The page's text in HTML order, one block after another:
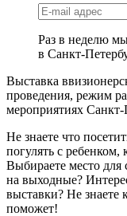
Раз в неделю
в Санкт-
Выставка
проведения, режим
мероприятиях Санкт-
Не знаете что
погулять с ребенком,
Выбираете место для
на выходные?
выставки? Не знаете
поможет!